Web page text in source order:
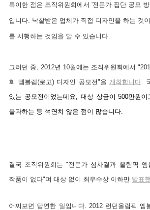
특이한 점은 조직위원회에서 '전문가 집단 공모
입니다. 낙찰받은 업체가 직접 디자인을 하는 것
를 시행하는 것임을 알 수 있습니다.
그러던 중, 2012년 10월에는 조직위원회에서
회 엠블렘(로고) 디자인 공모전"을 개최합니다
있는 공모전이었는데요, 대상 상금이 500만원이
불과하는 등 석연치 않은 점이 많습니다.
결국 조직위원회는 "전문가 심사결과 올림픽 엠
작품이 없다"며 대상 없이 최우수상 이하만 발표
어찌보면 당연한 일입니다. 2012 런던올림픽 엠